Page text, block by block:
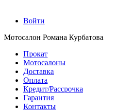
Войти
Мотосалон Романа Курбатова
Прокат
Мотосалоны
Доставка
Оплата
Кредит/Рассрочка
Гарантия
Контакты